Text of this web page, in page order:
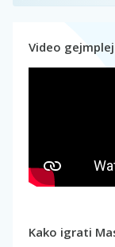
Video gejmplej
Kako igrati